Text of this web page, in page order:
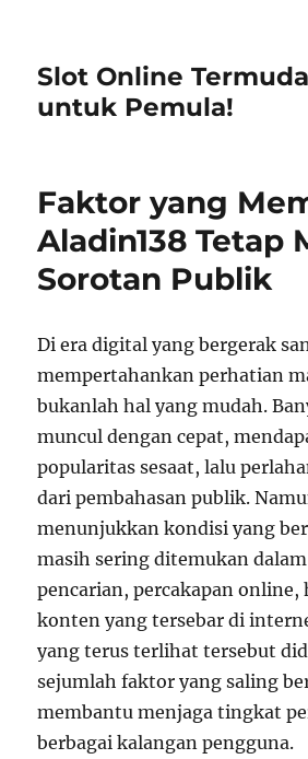
Slot Online
untuk Pemula!
Faktor yang
Aladin138 Tetap
Sorotan Publik
Di era digital yang bergerak
mempertahankan perhatian
bukanlah hal yang mudah.
muncul dengan cepat,
popularitas sesaat, lalu
dari pembahasan publik.
menunjukkan kondisi yang
masih sering ditemukan
pencarian, percakapan online,
konten yang tersebar di
yang terus terlihat tersebut
sejumlah faktor yang saling
membantu menjaga tingkat
berbagai kalangan pengguna.